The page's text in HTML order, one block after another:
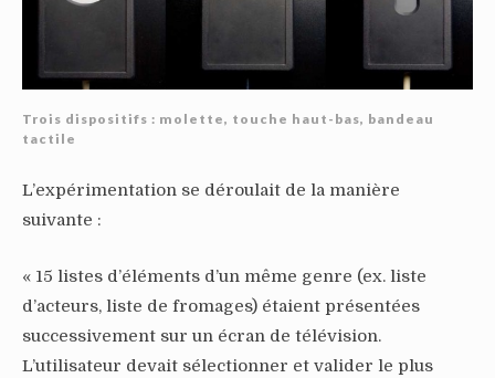
Trois dispositifs : molette, touche haut-bas, bandeau
tactile
L’expérimentation se déroulait de la manière
suivante :
« 15 listes d’éléments d’un même genre (ex. liste
d’acteurs, liste de fromages) étaient présentées
successivement sur un écran de télévision.
L’utilisateur devait sélectionner et valider le plus